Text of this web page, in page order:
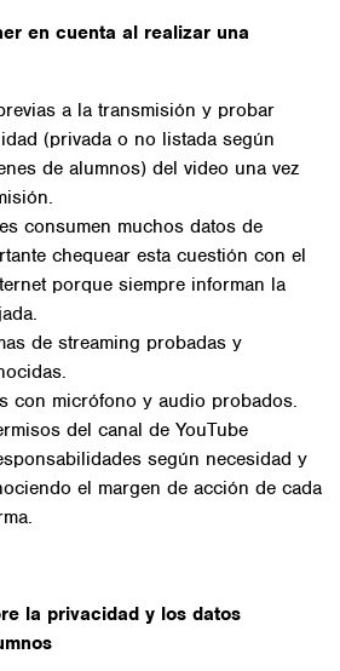
en cuenta al realizar una
a la transmisión y probar
(privada o no listada según
de alumnos) del video una vez
consumen muchos datos de
chequear esta cuestión con el
porque siempre informan la
de streaming probadas y
con micrófono y audio probados.
del canal de YouTube
según necesidad y
el margen de acción de cada
la privacidad y los datos